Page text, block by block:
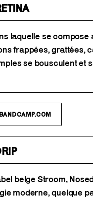
laquelle se
frappées, grattées,
se bousculent et
belge Stroom,
moderne, quelque